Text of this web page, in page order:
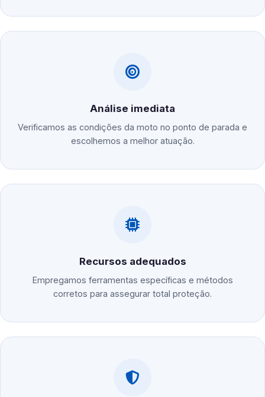
Análise imediata
Verificamos as condições da moto no ponto de parada e
escolhemos a melhor atuação.
Recursos adequados
Empregamos ferramentas específicas e métodos
corretos para assegurar total proteção.